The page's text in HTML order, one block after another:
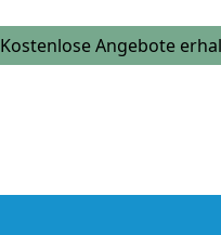
Kostenlose Angebote